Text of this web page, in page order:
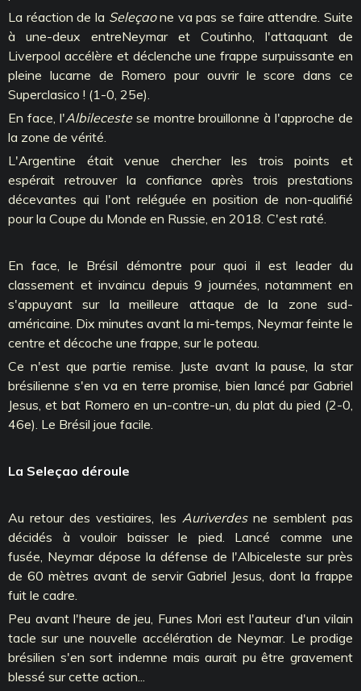
La réaction de la Seleçaone va pas se faire attendre. Suite
à une-deux entreNeymaret Coutinho, l'attaquant de
Liverpool accélère et déclenche une frappe surpuissante en
pleine lucarne de Romero pour ouvrir le score dans ce
Superclasico ! (1-0, 25e).
En face, l'Albilecestese montre brouillonne à l'approche de
la zone de vérité.
L'Argentine était venue chercher les trois points et
espérait retrouver la confiance après trois prestations
décevantes qui l'ont reléguée en position de non-qualifié
pour la Coupe du Monde en Russie, en 2018. C'est raté.
En face, le Brésil démontre pour quoi il est leader du
classement et invaincu depuis 9 journées, notamment en
s'appuyant sur la meilleure attaque de la zone sud-
américaine. Dix minutes avant la mi-temps, Neymarfeinte le
centre et décoche une frappe, sur le poteau.
Ce n'est que partie remise. Juste avant la pause, la star
brésilienne s'en va en terre promise, bien lancé par Gabriel
Jesus, et bat Romero en un-contre-un, du plat du pied (2-0,
46e). Le Brésil joue facile.
La Seleçao déroule
Au retour des vestiaires, les Auriverdesne semblent pas
décidés à vouloir baisser le pied. Lancé comme une
fusée, Neymardépose la défense de l'Albiceleste sur près
de 60 mètres avant de servir Gabriel Jesus, dont la frappe
fuit le cadre.
Peu avant l'heure de jeu, Funes Mori est l'auteur d'un vilain
tacle sur une nouvelle accélération de Neymar. Le prodige
brésilien s'en sort indemne mais aurait pu être gravement
blessé sur cette action...